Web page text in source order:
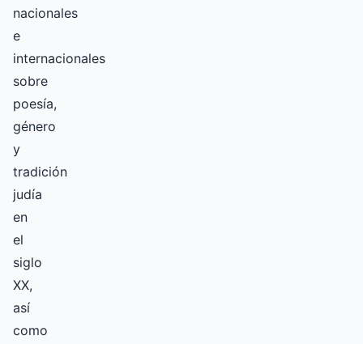
nacionales
e
internacionales
sobre
poesía,
género
y
tradición
judía
en
el
siglo
XX,
así
como